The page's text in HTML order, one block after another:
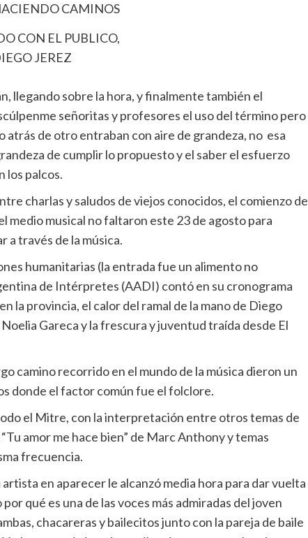
CON EL PUBLICO,
JEREZ
llegando sobre la hora, y finalmente también el
señoritas y profesores el uso del término pero
atrás de otro entraban con aire de grandeza, no esa
de cumplir lo propuesto y el saber el esfuerzo
los palcos.
charlas y saludos de viejos conocidos, el comienzo de
medio musical no faltaron este 23 de agosto para
a través de la música.
humanitarias (la entrada fue un alimento no
de Intérpretes (AADI) contó en su cronograma
la provincia, el calor del ramal de la mano de Diego
Gareca y la frescura y juventud traída desde El
camino recorrido en el mundo de la música dieron un
donde el factor común fue el folclore.
el Mitre, con la interpretación entre otros temas de
amor me hace bien” de Marc Anthony y temas
frecuencia.
en aparecer le alcanzó media hora para dar vuelta
qué es una de las voces más admiradas del joven
chacareras y bailecitos junto con la pareja de baile